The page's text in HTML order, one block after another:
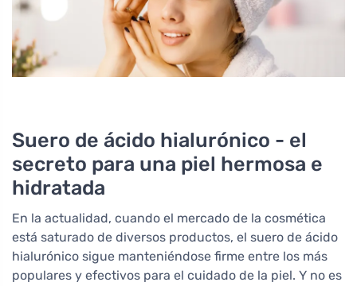
Suero de ácido hialurónico - el
secreto para una piel hermosa e
hidratada
En la actualidad, cuando el mercado de la cosmética
está saturado de diversos productos, el suero de ácido
hialurónico sigue manteniéndose firme entre los más
populares y efectivos para el cuidado de la piel. Y no es